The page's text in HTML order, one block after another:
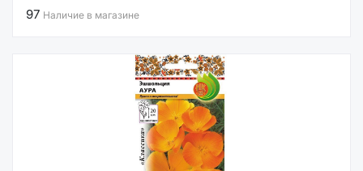
97 Наличие в магазине